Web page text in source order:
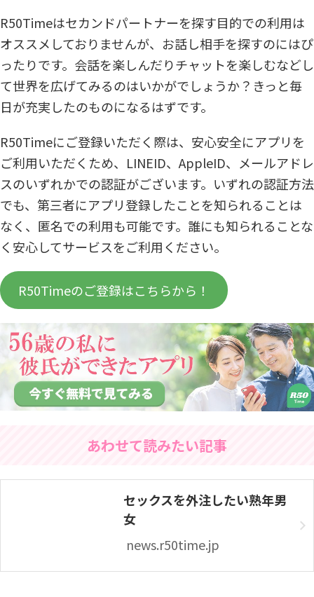
R50Timeはセカンドパートナーを探す目的での利用は
オススメしておりませんが、お話し相手を探すのにはぴ
ったりです。会話を楽しんだりチャットを楽しむなどし
て世界を広げてみるのはいかがでしょうか？きっと毎
日が充実したのものになるはずです。
R50Timeにご登録いただく際は、安心安全にアプリを
ご利用いただくため、LINEID、AppleID、メールアドレ
スのいずれかでの認証がございます。いずれの認証方法
でも、第三者にアプリ登録したことを知られることは
なく、匿名での利用も可能です。誰にも知られることな
く安心してサービスをご利用ください。
R50Timeのご登録はこちらから！
あわせて読みたい記事
セックスを外注したい熟年男
女
news.r50time.jp